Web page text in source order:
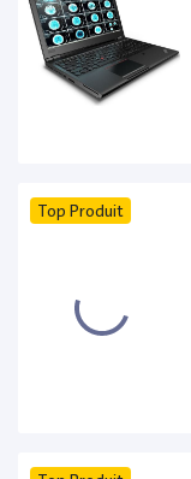
Top Produit